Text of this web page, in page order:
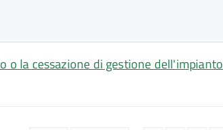
o la cessazione di gestione dell'impianto